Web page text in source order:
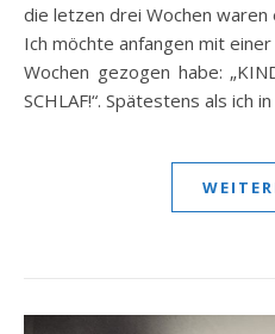
die letzen drei Wochen waren
Ich möchte anfangen mit
Wochen gezogen habe:
SCHLAF!“. Spätestens als ich